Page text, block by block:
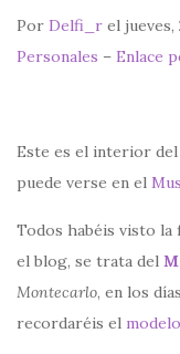
Por Delfi_r el jueves,
Personales – Enlace
Este es el interior del
puede verse en el
Todos habéis visto
el blog, se trata del
Montecarlo, en los
recordaréis el